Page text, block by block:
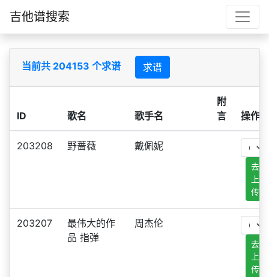
吉他谱搜索
当前共 204153 个求谱 求谱
ID 歌名 歌手名
附
言
操作
203208 野蔷薇 戴佩妮
去
上
传
203207
最伟大的作
品 指弹
周杰伦
去
上
传